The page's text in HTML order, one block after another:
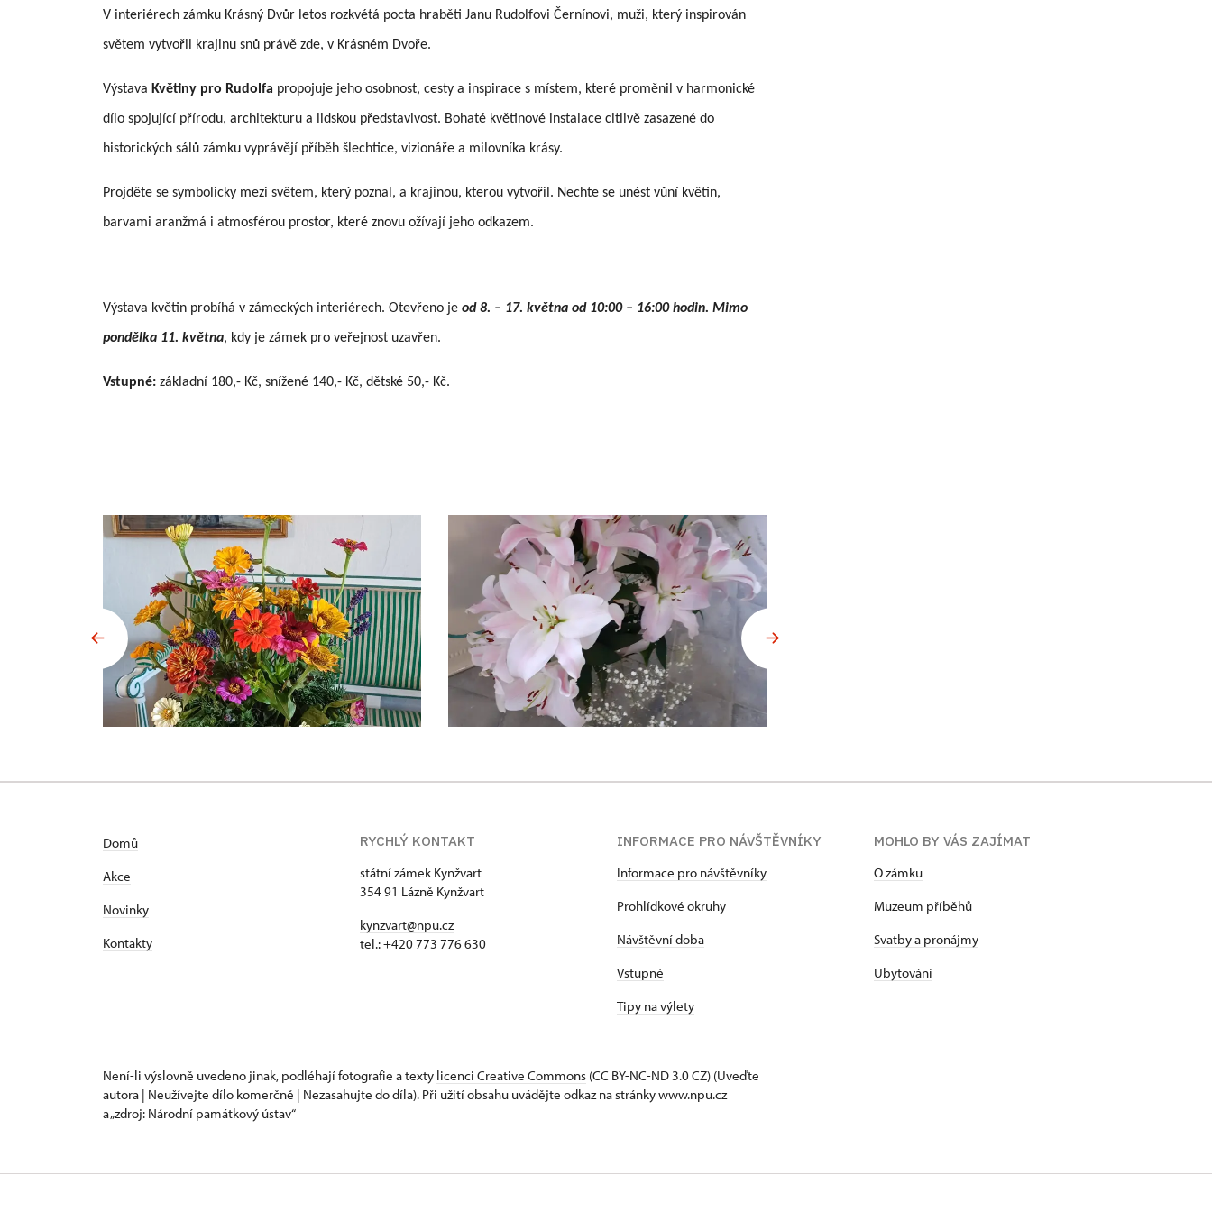
V interiérech zámku Krásný Dvůr letos rozkvétá pocta hraběti Janu Rudolfovi Černínovi, muži, který inspirován
světem vytvořil krajinu snů právě zde, v Krásném Dvoře.
Výstava Květiny pro Rudolfa propojuje jeho osobnost, cesty a inspirace s místem, které proměnil v harmonické
dílo spojující přírodu, architekturu a lidskou představivost. Bohaté květinové instalace citlivě zasazené do
historických sálů zámku vyprávějí příběh šlechtice, vizionáře a milovníka krásy.
Projděte se symbolicky mezi světem, který poznal, a krajinou, kterou vytvořil. Nechte se unést vůní květin,
barvami aranžmá i atmosférou prostor, které znovu ožívají jeho odkazem.
Výstava květin probíhá v zámeckých interiérech. Otevřeno je od 8. – 17. května od 10:00 – 16:00 hodin. Mimo
pondělka 11. května, kdy je zámek pro veřejnost uzavřen.
Vstupné: základní 180,- Kč, snížené 140,- Kč, dětské 50,- Kč.
Domů
Akce
Novinky
Kontakty
RYCHLÝ KONTAKT
státní zámek Kynžvart
354 91 Lázně Kynžvart
kynzvart@npu.cz
tel.: +420 773 776 630
INFORMACE PRO NÁVŠTĚVNÍKY
Informace pro návštěvníky
Prohlídkové okruhy
Návštěvní doba
Vstupné
Tipy na výlety
MOHLO BY VÁS ZAJÍMAT
O zámku
Muzeum příběhů
Svatby a pronájmy
Ubytování
Není-li výslovně uvedeno jinak, podléhají fotografie a texty licenci Creative Commons (CC BY-NC-ND 3.0 CZ) (Uveďte
autora | Neužívejte dílo komerčně | Nezasahujte do díla). Při užití obsahu uvádějte odkaz na stránky www.npu.cz
a „zdroj: Národní památkový ústav“